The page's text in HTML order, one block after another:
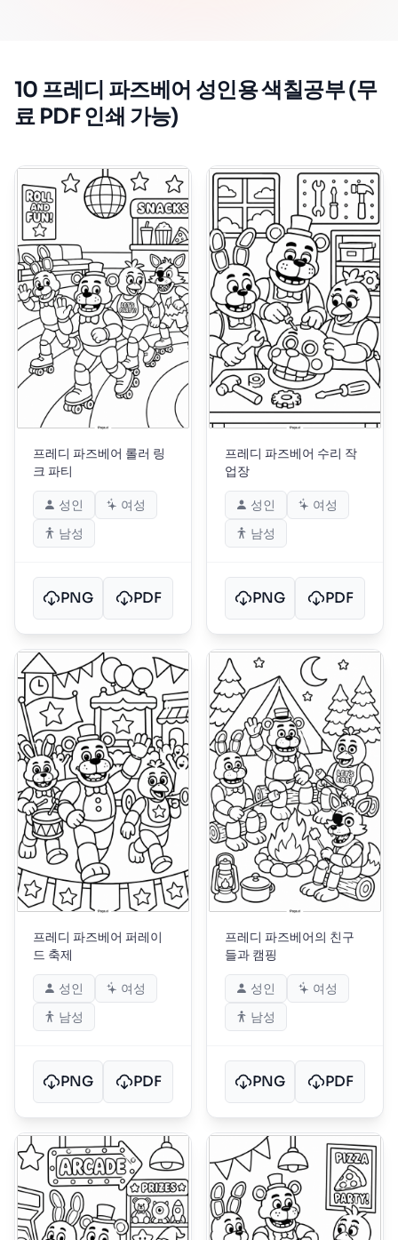
10 프레디 파즈베어 성인용 색칠공부 (무
료 PDF 인쇄 가능)
프레디 파즈베어 롤러 링
크 파티
성인
여성
남성
PNG PDF
프레디 파즈베어 수리 작
업장
성인
여성
남성
PNG PDF
프레디 파즈베어 퍼레이
드 축제
성인
여성
남성
PNG PDF
프레디 파즈베어의 친구
들과 캠핑
성인
여성
남성
PNG PDF